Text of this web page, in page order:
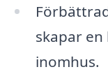
skapar
inomhus.